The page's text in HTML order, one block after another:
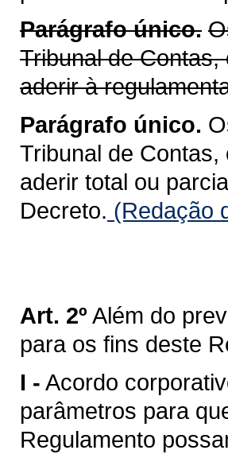
Parágrafo único.
Tribunal de
aderir à
Parágrafo único.
Tribunal de
aderir total ou
Decreto. (Redação
Art. 2º Além do
para os fins deste
I - Acordo
parâmetros para
Regulamento